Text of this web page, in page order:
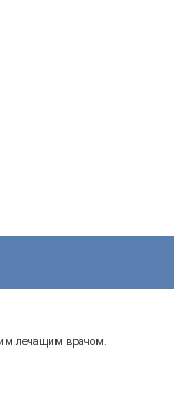
лечащим врачом.